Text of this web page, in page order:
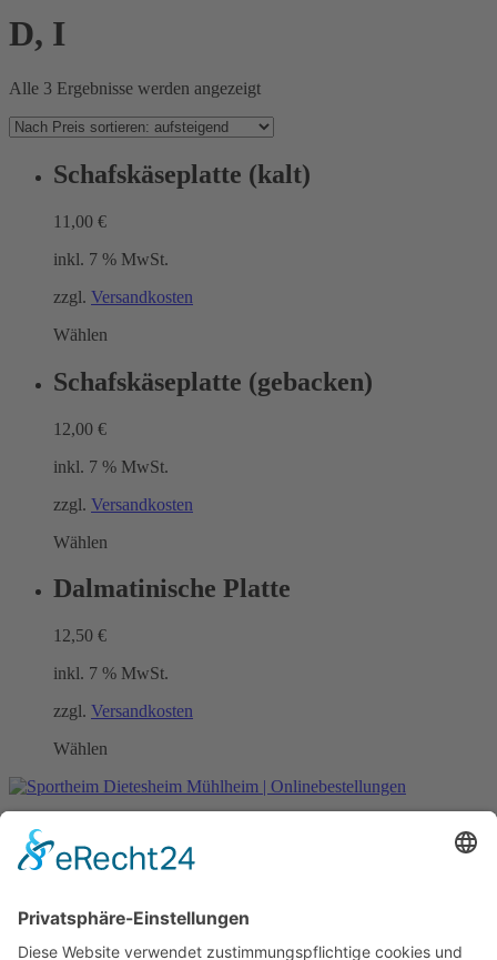
D, I
Alle 3 Ergebnisse werden angezeigtNach
sortiert:
Schafskäseplatte (kalt)
11,00 €
inkl. 7 % MwSt.
zzgl. Versandkosten
Wählen
Schafskäseplatte (gebacken)
12,00 €
inkl. 7 % MwSt.
zzgl. Versandkosten
Wählen
Dalmatinische Platte
12,50 €
inkl. 7 % MwSt.
zzgl. Versandkosten
Wählen
Impressum
Mein Konto
All rights reserved